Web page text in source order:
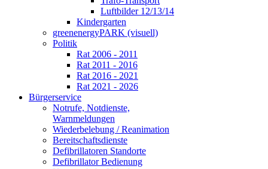
Luftbilder 12/13/14
Kindergarten
greenenergyPARK (visuell)
Politik
Rat 2006 - 2011
Rat 2011 - 2016
Rat 2016 - 2021
Rat 2021 - 2026
Bürgerservice
Notrufe, Notdienste,
Warnmeldungen
Wiederbelebung / Reanimation
Bereitschaftsdienste
Defibrillatoren Standorte
Defibrillator Bedienung